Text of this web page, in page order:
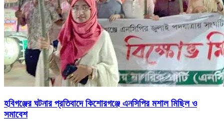
হবিগঞ্জের ঘটনার প্রতিবাদে কিশোরগঞ্জে এনসিপির মশাল মিছিল ও
সমাবেশ